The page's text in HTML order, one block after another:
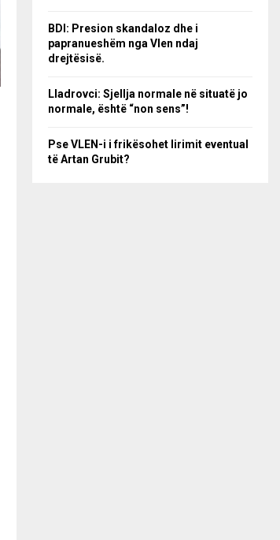
BDI: Presion skandaloz dhe i
papranueshëm nga Vlen ndaj
drejtësisë.
Lladrovci: Sjellja normale në situatë jo
normale, është “non sens”!
Pse VLEN-i i frikësohet lirimit eventual
të Artan Grubit?